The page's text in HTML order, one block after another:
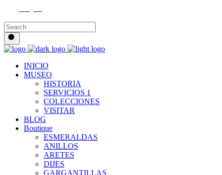
INICIO
MUSEO
HISTORIA
SERVICIOS 1
COLECCIONES
VISITAR
BLOG
Boutique
ESMERALDAS
ANILLOS
ARETES
DIJES
GARGANTILLAS